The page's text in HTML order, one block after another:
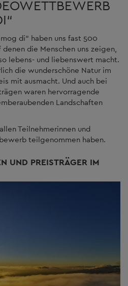
di“ haben uns fast 500
die Menschen uns zeigen,
lebens- und liebenswert macht.
die wunderschöne Natur im
mit ausmacht. Und auch bei
waren hervorragende
Landschaften
Teilnehmerinnen und
teilgenommen haben.
UND PREISTRÄGER IM